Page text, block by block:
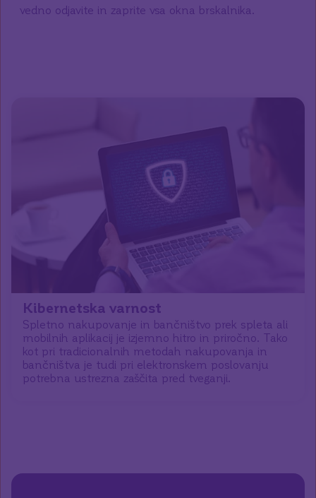
vedno odjavite in zaprite vsa okna brskalnika.
Kibernetska varnost
Spletno nakupovanje in bančništvo prek spleta ali
mobilnih aplikacij je izjemno hitro in priročno. Tako
kot pri tradicionalnih metodah nakupovanja in
bančništva je tudi pri elektronskem poslovanju
potrebna ustrezna zaščita pred tveganji.